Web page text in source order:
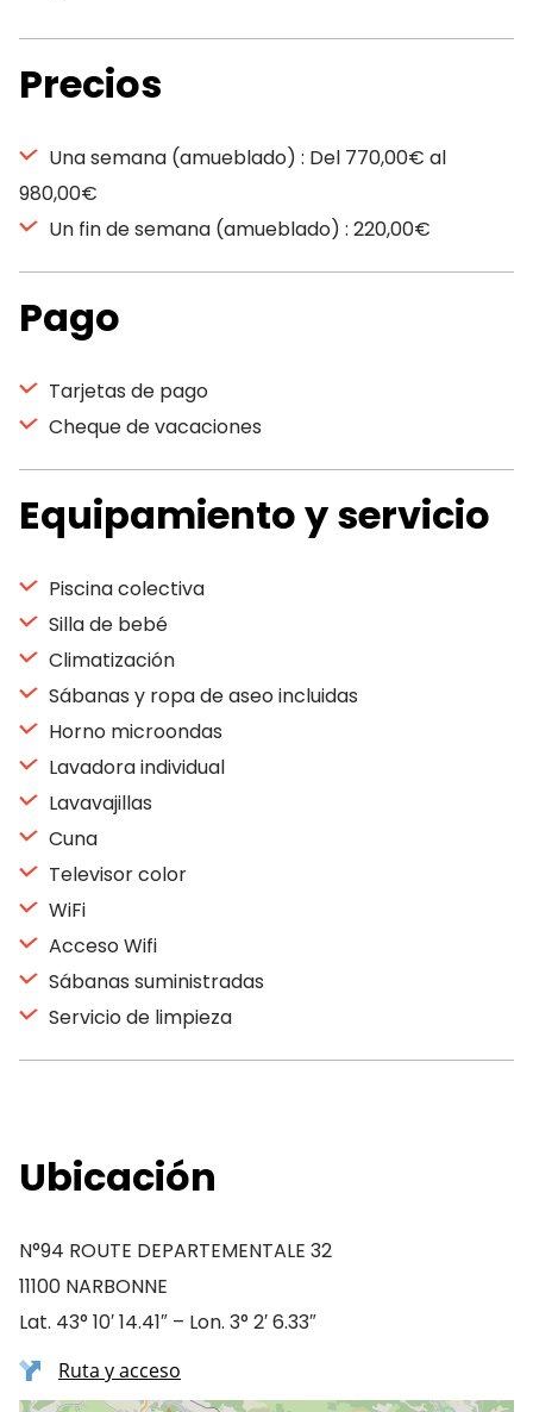
Precios
Una semana (amueblado) : Del 770,00€ al
980,00€
Un fin de semana (amueblado) : 220,00€
Pago
Tarjetas de pago
Cheque de vacaciones
Equipamiento y servicio
Piscina colectiva
Silla de bebé
Climatización
Sábanas y ropa de aseo incluidas
Horno microondas
Lavadora individual
Lavavajillas
Cuna
Televisor color
WiFi
Acceso Wifi
Sábanas suministradas
Servicio de limpieza
Ubicación
N°94 ROUTE DEPARTEMENTALE 32
11100 NARBONNE
Lat. 43° 10′ 14.41″ – Lon. 3° 2′ 6.33″
Ruta y acceso